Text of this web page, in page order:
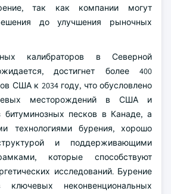
так как компании могут
до улучшения рыночных
калибраторов в Северной
достигнет более 400
США к 2034 году, что обусловлено
месторождений в США и
песков в Канаде, а
технологиями бурения, хорошо
и поддерживающими
которые способствуют
исследований. Бурение
ключевых неконвенциональных